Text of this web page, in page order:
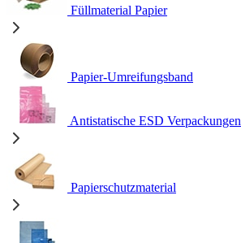
Füllmaterial Papier
Papier-Umreifungsband
Antistatische ESD Verpackungen
Papierschutzmaterial